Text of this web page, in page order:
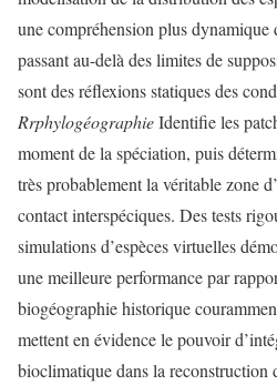
une compréhension plus dynamique
passant au-delà des limites de
sont des réflexions statiques des
RrphylogéographieIdentifie les
moment de la spéciation, puis
très probablement la véritable zone
contact interspéciques. Des tests
simulations d’espèces virtuelles
une meilleure performance par
biogéographie historique
mettent en évidence le pouvoir
bioclimatique dans la reconstruction